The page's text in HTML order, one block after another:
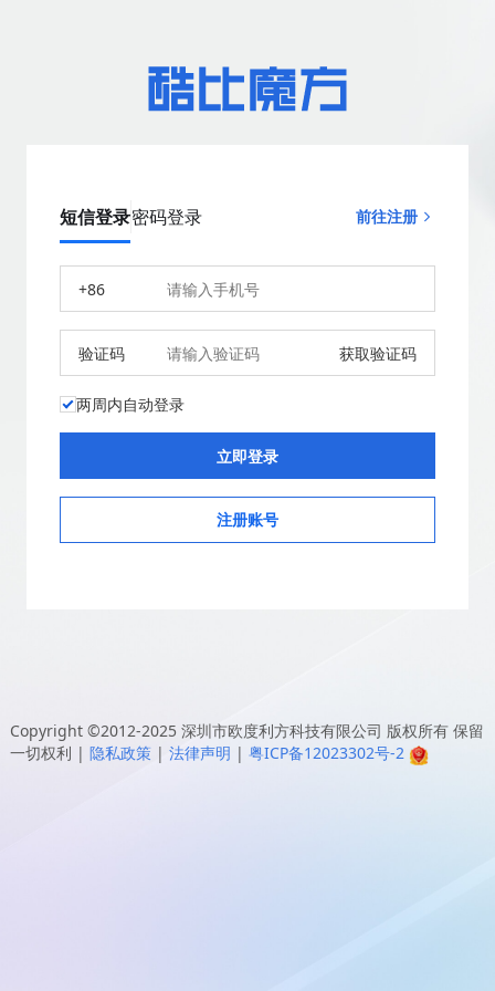
短信登录密码登录 前往注册
+86
验证码 获取验证码
两周内自动登录
注册账号
Copyright ©2012-2025 深圳市欧度利方科技有限公司 版权所有 保留
一切权利 | 隐私政策 | 法律声明 | 粤ICP备12023302号-2